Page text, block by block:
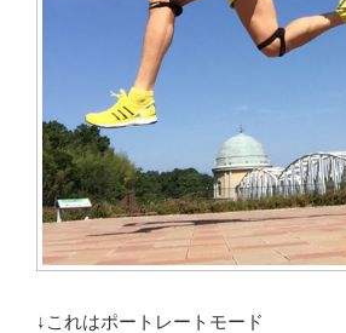
↓これはポートレートモード